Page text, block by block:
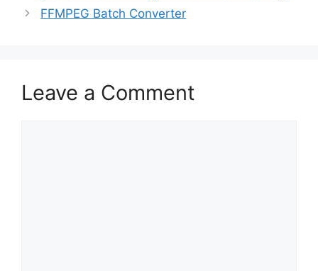
FFMPEG Batch Converter
Leave a Comment